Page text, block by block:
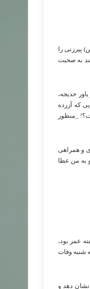
پیرزنی را
به صحبت
خدیجه،
که آزرده
_منظور
و همراهی
به من عطا
عمر بود،
شنبه وفات
دهد و